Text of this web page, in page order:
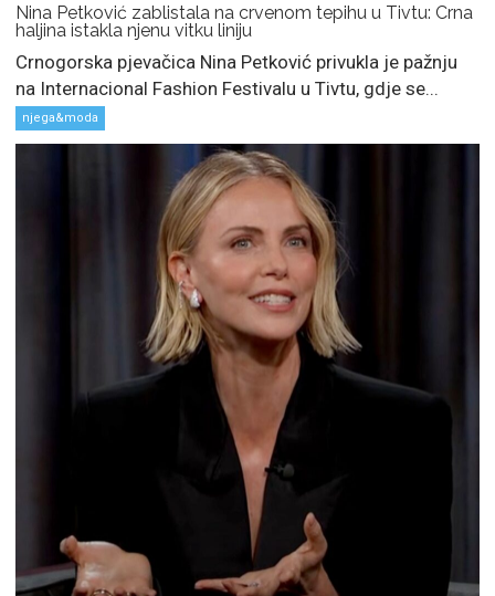
Nina Petković zablistala na crvenom tepihu u Tivtu: Crna
haljina istakla njenu vitku liniju
Crnogorska pjevačica Nina Petković privukla je pažnju
na Internacional Fashion Festivalu u Tivtu, gdje se...
njega&moda